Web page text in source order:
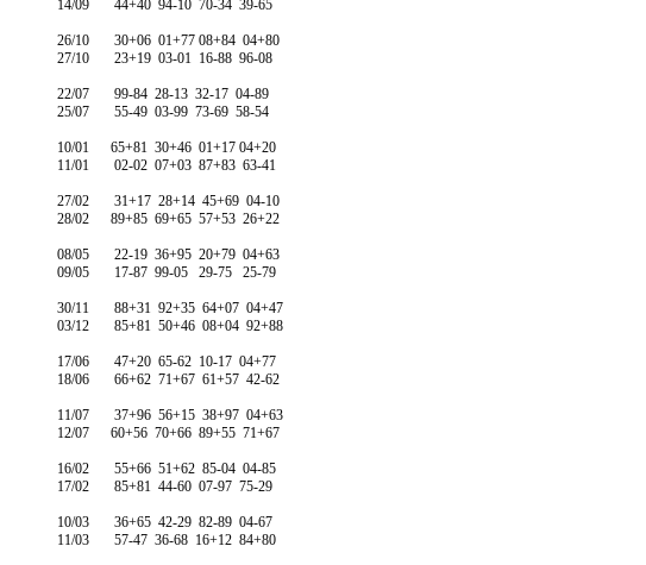
14/09 44+40 94-10 70-34 39-65
26/10 30+06 01+77 08+84 04+80
27/10 23+19 03-01 16-88 96-08
22/07 99-84 28-13 32-17 04-89
25/07 55-49 03-99 73-69 58-54
10/01 65+81 30+46 01+17 04+20
11/01 02-02 07+03 87+83 63-41
27/02 31+17 28+14 45+69 04-10
28/02 89+85 69+65 57+53 26+22
08/05 22-19 36+95 20+79 04+63
09/05 17-87 99-05 29-75 25-79
30/11 88+31 92+35 64+07 04+47
03/12 85+81 50+46 08+04 92+88
17/06 47+20 65-62 10-17 04+77
18/06 66+62 71+67 61+57 42-62
11/07 37+96 56+15 38+97 04+63
12/07 60+56 70+66 89+55 71+67
16/02 55+66 51+62 85-04 04-85
17/02 85+81 44-60 07-97 75-29
10/03 36+65 42-29 82-89 04-67
11/03 57-47 36-68 16+12 84+80